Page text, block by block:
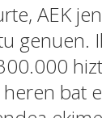
AEK
genuen.
bat